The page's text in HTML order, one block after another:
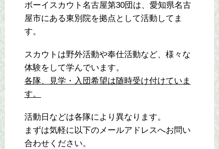
ボーイスカウト名古屋第30団は、愛知県名古
屋市にある東別院を拠点として活動してま
す。
スカウトは野外活動や奉仕活動など、様々な
体験をして学んでいます。
各隊、見学・入団希望は随時受け付けていま
す。
活動日などは各隊により異なります。
まずは気軽に以下のメールアドレスへお問い
合わせください。